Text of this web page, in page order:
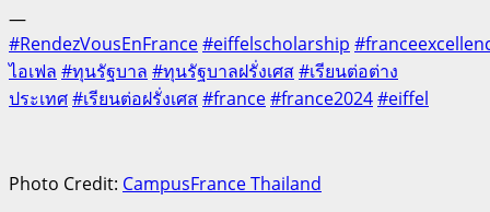
—
#RendezVousEnFrance#eiffelscholarship
ไอเฟล #ทุนรัฐบาล #ทุนรัฐบาลฝรั่งเศส#เรียนต่อต่าง
ประเทศ#เรียนต่อฝรั่งเศส#france#france2024#eiffel
Photo Credit: CampusFrance Thailand